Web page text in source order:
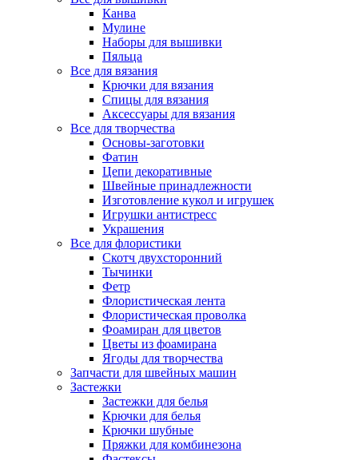
Канва
Мулине
Наборы для вышивки
Пяльца
Все для вязания
Крючки для вязания
Спицы для вязания
Аксессуары для вязания
Все для творчества
Основы-заготовки
Фатин
Цепи декоративные
Швейные принадлежности
Изготовление кукол и игрушек
Игрушки антистресс
Украшения
Все для флористики
Скотч двухсторонний
Тычинки
Фетр
Флористическая лента
Флористическая проволка
Фоамиран для цветов
Цветы из фоамирана
Ягоды для творчества
Запчасти для швейных машин
Застежки
Застежки для белья
Крючки для белья
Крючки шубные
Пряжки для комбинезона